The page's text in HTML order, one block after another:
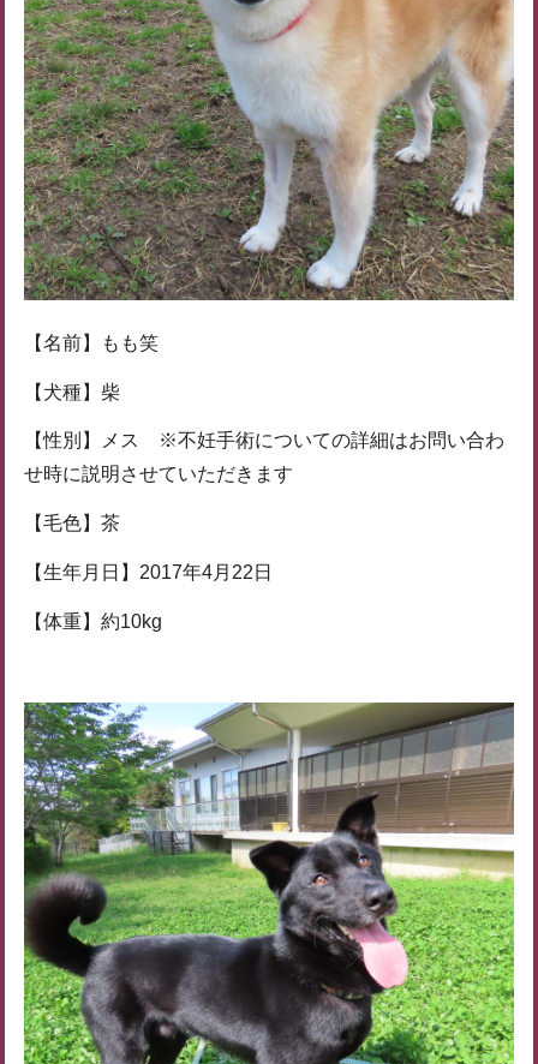
【名前】もも笑
【犬種】柴
【性別】メス ※不妊手術についての詳細はお問い合わ
せ時に説明させていただきます
【毛色】茶
【生年月日】2017年4月22日
【体重】約10kg